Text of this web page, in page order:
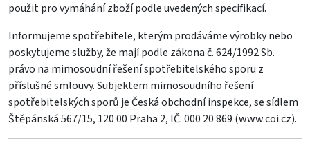
použit pro vymáhání zboží podle uvedených specifikací.
Informujeme spotřebitele, kterým prodáváme výrobky nebo
poskytujeme služby, že mají podle zákona č. 624/1992 Sb.
právo na mimosoudní řešení spotřebitelského sporu z
příslušné smlouvy. Subjektem mimosoudního řešení
spotřebitelských sporů je Česká obchodní inspekce, se sídlem
Štěpánská 567/15, 120 00 Praha 2, IČ: 000 20 869 (www.coi.cz).